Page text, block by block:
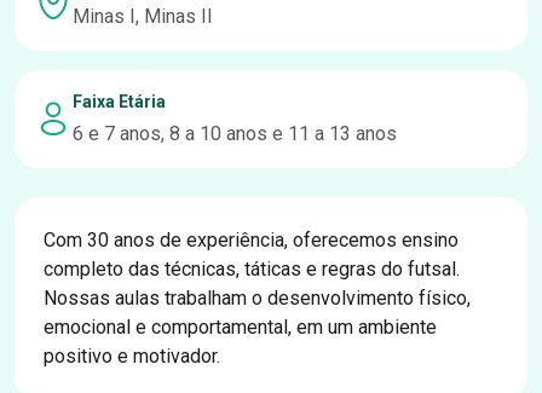
Minas I, Minas II
Faixa Etária
6 e 7 anos, 8 a 10 anos e 11 a 13 anos
Com 30 anos de experiência, oferecemos ensino
completo das técnicas, táticas e regras do futsal.
Nossas aulas trabalham o desenvolvimento físico,
emocional e comportamental, em um ambiente
positivo e motivador.